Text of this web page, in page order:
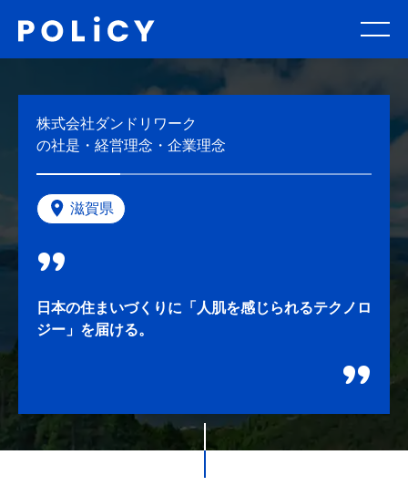
株式会社ダンドリワーク
の社是・経営理念・企業理念
滋賀県
日本の住まいづくりに「人肌を感じられるテクノロ
ジー」を届ける。